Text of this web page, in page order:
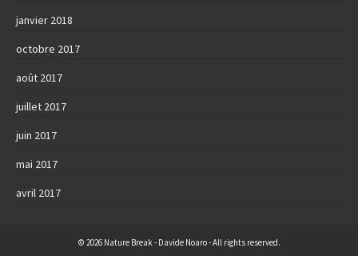
janvier 2018
octobre 2017
août 2017
juillet 2017
juin 2017
mai 2017
avril 2017
© 2026 Nature Break - Davide Noaro - All rights reserved.